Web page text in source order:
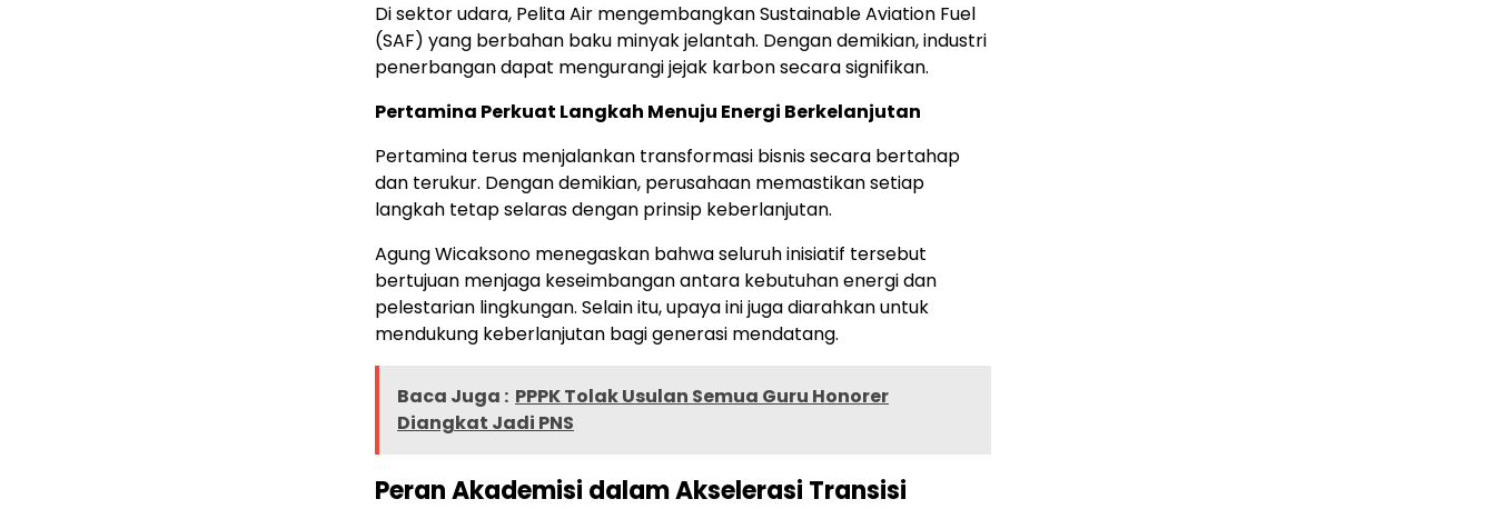
Di sektor udara, Pelita Air mengembangkan Sustainable Aviation Fuel
(SAF) yang berbahan baku minyak jelantah. Dengan demikian, industri
penerbangan dapat mengurangi jejak karbon secara signifikan.
Pertamina Perkuat Langkah Menuju Energi Berkelanjutan
Pertamina terus menjalankan transformasi bisnis secara bertahap
dan terukur. Dengan demikian, perusahaan memastikan setiap
langkah tetap selaras dengan prinsip keberlanjutan.
Agung Wicaksono menegaskan bahwa seluruh inisiatif tersebut
bertujuan menjaga keseimbangan antara kebutuhan energi dan
pelestarian lingkungan. Selain itu, upaya ini juga diarahkan untuk
mendukung keberlanjutan bagi generasi mendatang.
Baca Juga : PPPK Tolak Usulan Semua Guru Honorer
Diangkat Jadi PNS
Peran Akademisi dalam Akselerasi Transisi